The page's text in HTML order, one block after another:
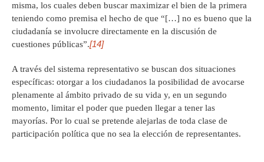
misma, los cuales deben buscar maximizar el bien de la primera
teniendo como premisa el hecho de que “[…] no es bueno que la
ciudadanía se involucre directamente en la discusión de
cuestiones públicas”.[14]
A través del sistema representativo se buscan dos situaciones
específicas: otorgar a los ciudadanos la posibilidad de avocarse
plenamente al ámbito privado de su vida y, en un segundo
momento, limitar el poder que pueden llegar a tener las
mayorías. Por lo cual se pretende alejarlas de toda clase de
participación política que no sea la elección de representantes.